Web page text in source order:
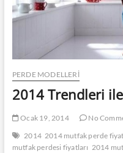
PERDE MODELLERI
2014 Trendleri
Ocak 19, 2014
No
2014 2014 mutfak perde
mutfak perdesi fiyatları 2014